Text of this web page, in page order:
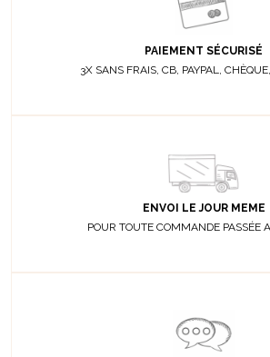
PAIEMENT SÉCURISÉ
3X SANS FRAIS, CB, PAYPAL,
ENVOI LE JOUR MEME
POUR TOUTE COMMANDE PASSÉE